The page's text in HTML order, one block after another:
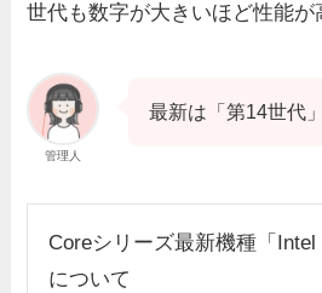
世代も数字が大きいほど性能が
管理人
最新は「第14世代」
Coreシリーズ最新機種「Intel
について